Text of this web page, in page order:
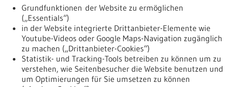
Veranstaltungen
Erscheinungsdatum
zurücksetzen
anzeigen
Grundfunktionen der Website zu ermöglichen
(„Essentials“)
in der Website integrierte Drittanbieter-Elemente wie
Youtube-Videos oder Google Maps-Navigation zugänglich
zu machen („Drittanbieter-Cookies“)
Statistik- und Tracking-Tools betreiben zu können um zu
verstehen, wie Seitenbesucher die Website benutzen und
um Optimierungen für Sie umsetzen zu können